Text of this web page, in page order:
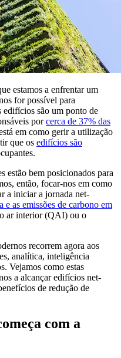
estamos a enfrentar um
for possível para
edifícios são um ponto de
porcerca de 37% das
em como gerir a utilização
que os edifícios são
estão bem posicionados para
então, focar-nos em como
a iniciar a jornada net-
as emissões de carbono em
ar interior (QAI) ou o
recorrem agora aos
analítica, inteligência
Vejamos como estas
a alcançar edifícios net-
de redução de
com a